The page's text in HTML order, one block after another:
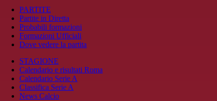
PARTITE
Partite in Diretta
Probabili formazioni
Formazioni Ufficiali
Dove vedere la partita
STAGIONE
Calendario e risultati Roma
Calendario Serie A
Classifica Serie A
News Calcio